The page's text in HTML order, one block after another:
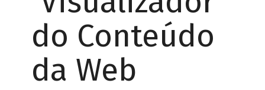
do Conteúdo
da Web